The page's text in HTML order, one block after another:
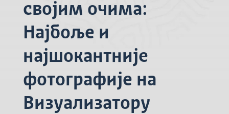
својим очима:
Најбоље и
најшокантније
фотографије на
Визуализатору